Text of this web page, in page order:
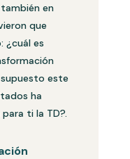
en
que
¿cuál es
este
ha
ti la TD?.